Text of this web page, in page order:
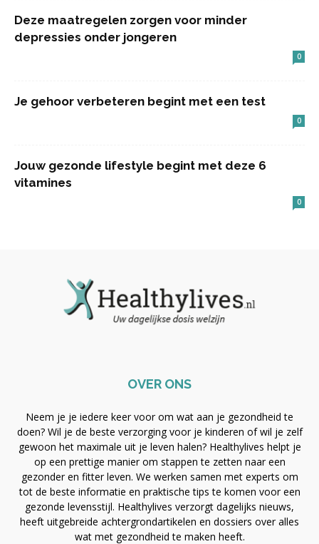
Deze maatregelen zorgen voor minder
depressies onder jongeren
0
Je gehoor verbeteren begint met een test
0
Jouw gezonde lifestyle begint met deze 6
vitamines
0
OVER ONS
Neem je je iedere keer voor om wat aan je gezondheid te
doen? Wil je de beste verzorging voor je kinderen of wil je zelf
gewoon het maximale uit je leven halen? Healthylives helpt je
op een prettige manier om stappen te zetten naar een
gezonder en fitter leven. We werken samen met experts om
tot de beste informatie en praktische tips te komen voor een
gezonde levensstijl. Healthylives verzorgt dagelijks nieuws,
heeft uitgebreide achtergrondartikelen en dossiers over alles
wat met gezondheid te maken heeft.